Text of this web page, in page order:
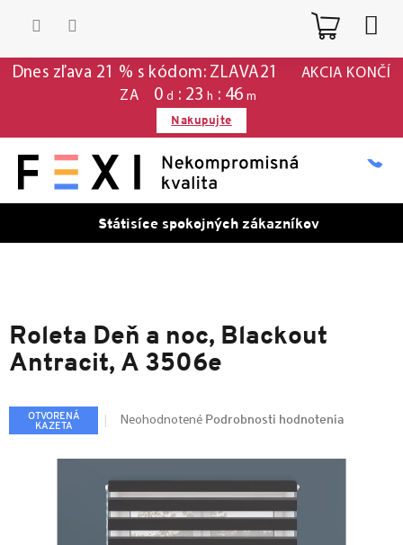
Dnes zľava 21 % s kódom: ZLAVA21
AKCIA KONČÍ
ZA
0 d 23 h 46 m
Nakupujte
Státisíce spokojných zákazníkov
Roleta Deň a noc, Blackout
Antracit, A 3506e
OTVORENÁ
KAZETA
Neohodnotené Podrobnosti hodnotenia